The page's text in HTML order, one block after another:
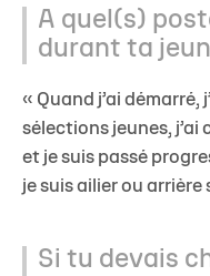
A quel(s)
durant ta
« Quand j’ai démarré,
sélections jeunes,
et je suis passé
je suis ailier ou arrière
Si tu devais